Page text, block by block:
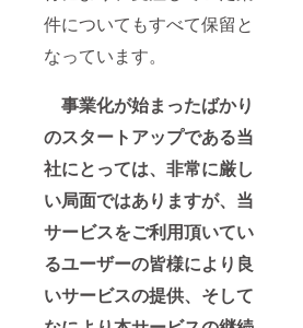
件についてもすべて保留と
なっています。
事業化が始まったばかり
のスタートアップである当
社にとっては、非常に厳し
い局面ではありますが、当
サービスをご利用頂いてい
るユーザーの皆様により良
いサービスの提供、そして